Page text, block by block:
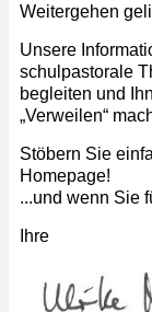
Weitergehen
Unsere
schulpastorale
begleiten und
„Verweilen“
Stöbern Sie
Homepage!
...und wenn Sie
Ihre